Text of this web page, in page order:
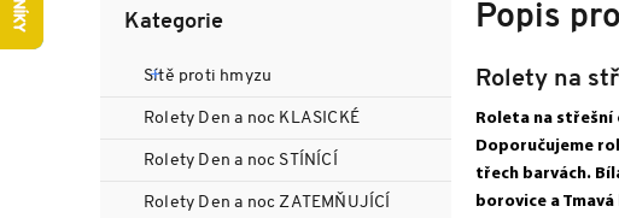
kategorie
Kategorie
Sítě proti hmyzu
Rolety Den a noc KLASICKÉ
Rolety Den a noc STÍNÍCÍ
Rolety Den a noc ZATEMŇUJÍCÍ
Popis
Rolety na
Roleta na střešní
Doporučujeme
třech barvách.
borovice a